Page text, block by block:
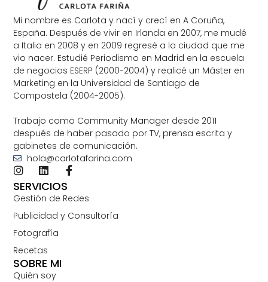
Mi nombre es Carlota y nací y crecí en A Coruña,
España. Después de vivir en Irlanda en 2007, me mudé
a Italia en 2008 y en 2009 regresé a la ciudad que me
vio nacer. Estudié Periodismo en Madrid en la escuela
de negocios ESERP (2000-2004) y realicé un Máster en
Marketing en la Universidad de Santiago de
Compostela (2004-2005).
Trabajo como Community Manager desde 2011
después de haber pasado por TV, prensa escrita y
gabinetes de comunicación.
hola@carlotafarina.com
SOBRE MI
Quién soy
SERVICIOS
Gestión de Redes
Publicidad y Consultoría
Fotografía
Recetas